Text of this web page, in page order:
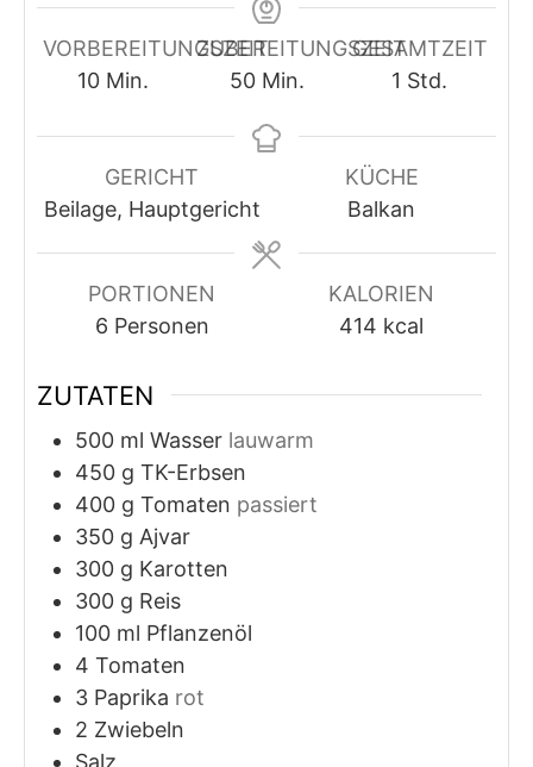
VORBEREITUNGSZEIT
10Minuten
Min.
ZUBEREITUNGSZEIT
50Minuten
Min.
GESAMTZEIT
1 Stunde
Std.
GERICHT
Beilage, Hauptgericht
KÜCHE
Balkan
PORTIONEN
6 Personen
KALORIEN
414 kcal
ZUTATEN
500 ml Wasser lauwarm
450 g TK-Erbsen
400 g Tomaten passiert
350 g Ajvar
300 g Karotten
300 g Reis
100 ml Pflanzenöl
4 Tomaten
3 Paprika rot
2 Zwiebeln